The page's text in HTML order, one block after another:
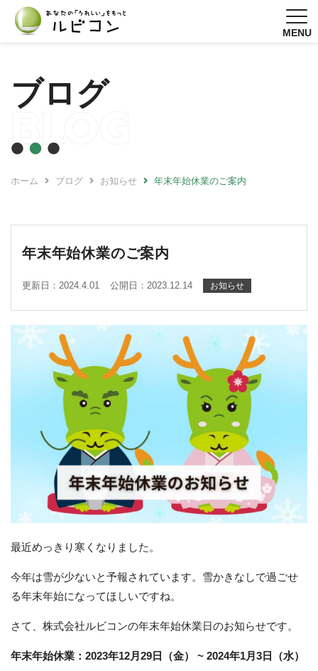
MENU
ブログ
BLOG
ホーム ブログ お知らせ 年末年始休業のご案内
年末年始休業のご案内
更新日：2024.4.01 公開日：2023.12.14 お知らせ
最近めっきり寒くなりました。
今年は雪が少ないと予報されています。雪かきなしで過ごせ
る年末年始になってほしいですね。
さて、株式会社ルビコンの年末年始休業日のお知らせです。
年末年始休業：2023年12月29日（金） ~ 2024年1月3日（水）